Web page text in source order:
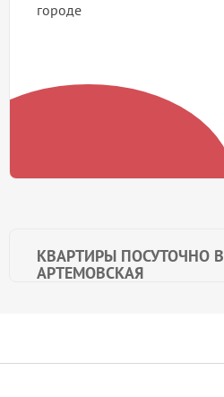
КВАРТИРЫ ПОСУТОЧНО В
АРТЕМОВСКАЯ
Квартиры
городе